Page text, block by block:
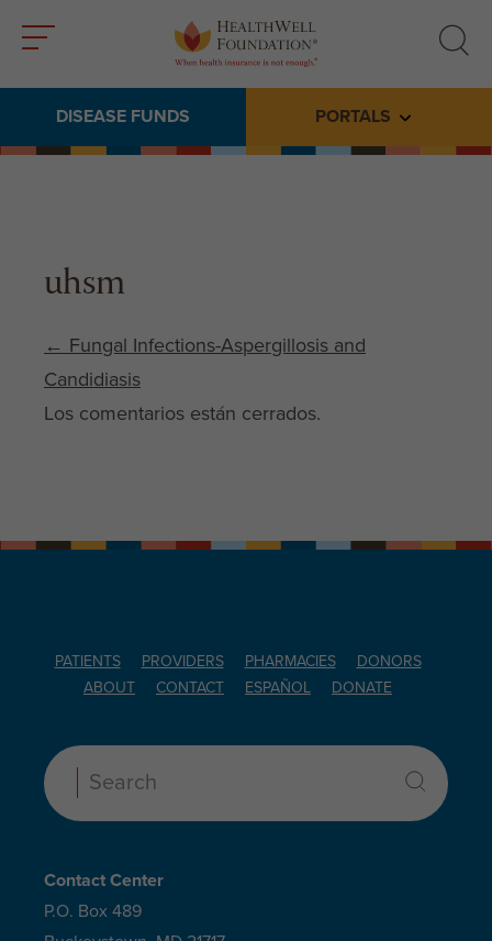
search
DISEASE FUNDS PORTALS Toggle
uhsm
Post navigation
← Fungal Infections-Aspergillosis and
Candidiasis
Los comentarios están cerrados.
PATIENTS PROVIDERS PHARMACIES
DONORS
ABOUT
CONTACT ESPAÑOL DONATE
Search:
Contact Center
P.O. Box 489